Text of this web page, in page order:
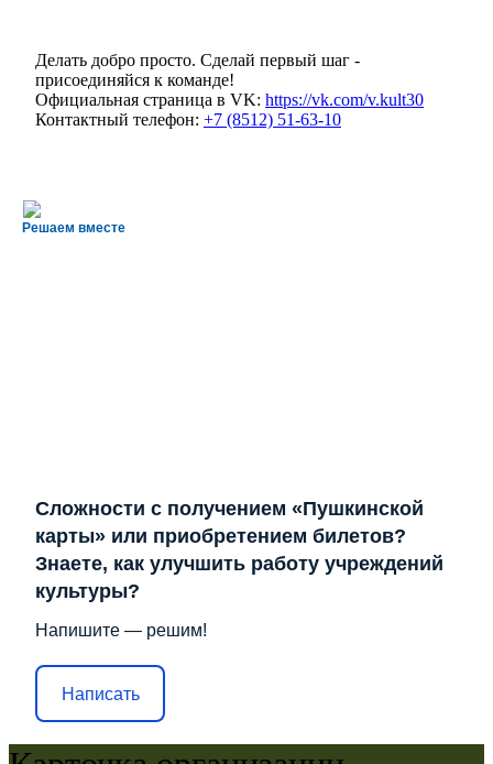
Делать добро просто. Сделай первый шаг -
присоединяйся к команде!
Официальная страница в VK: https://vk.com/v.kult30
Контактный телефон: +7 (8512) 51-63-10
Решаем вместе
Сложности с получением «Пушкинской
карты» или приобретением билетов?
Знаете, как улучшить работу учреждений
культуры?
Напишите — решим!
Написать